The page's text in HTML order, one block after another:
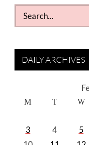
Search
for:
DAILY ARCHIVES
M T W
3
4 5